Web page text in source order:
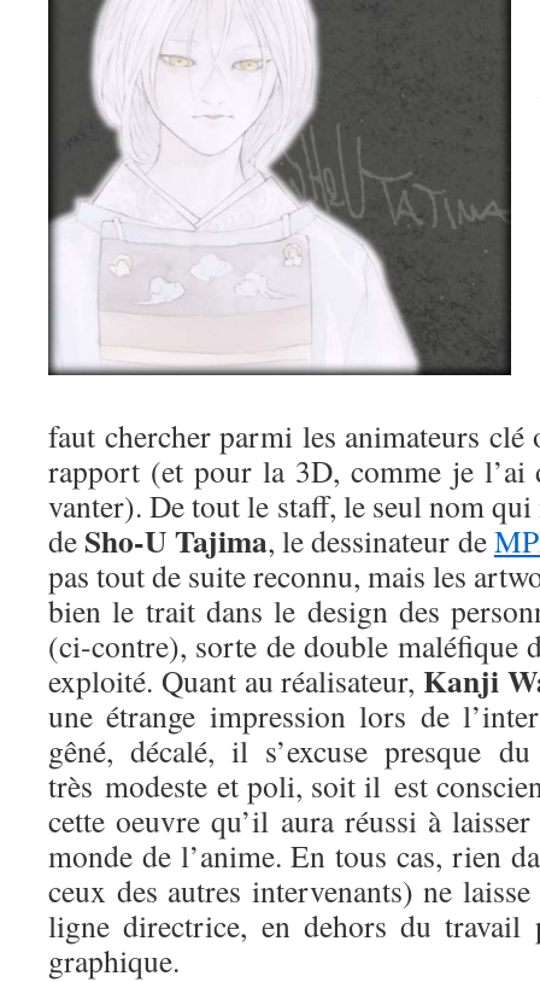
faut chercher parmi les animateurs
rapport (et pour la 3D, comme je l’ai
vanter). De tout le staff, le seul nom
de Sho-U Tajima, le dessinateur de
pas tout de suite reconnu, mais les
bien le trait dans le design des
(ci-contre), sorte de double maléfique
exploité. Quant au réalisateur, Kanji
une étrange impression lors de
gêné, décalé, il s’excuse presque
très modeste et poli, soit il est
cette oeuvre qu’il aura réussi à
monde de l’anime. En tous cas, rien
ceux des autres intervenants) ne
ligne directrice, en dehors du travail
graphique.